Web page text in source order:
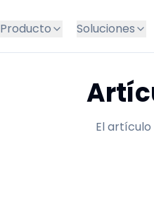
Producto Soluciones
El artículo